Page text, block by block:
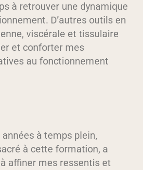
à retrouver une dynamique
D’autres outils en
viscérale et tissulaire
et conforter mes
au fonctionnement
à temps plein,
à cette formation, a
affiner mes ressentis et